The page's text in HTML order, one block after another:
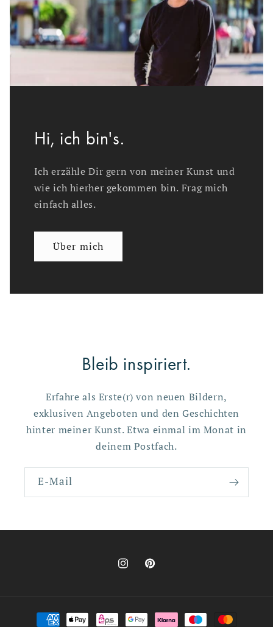
Hi, ich bin's.
Ich erzähle Dir gern von meiner Kunst und
wie ich hierher gekommen bin. Frag mich
einfach alles.
Über mich
Bleib inspiriert.
Erfahre als Erste(r) von neuen Bildern,
exklusiven Angeboten und den Geschichten
hinter meiner Kunst. Etwa einmal im Monat in
deinem Postfach.
E-Mail
InstagramPinterest
Zahlungsmethoden